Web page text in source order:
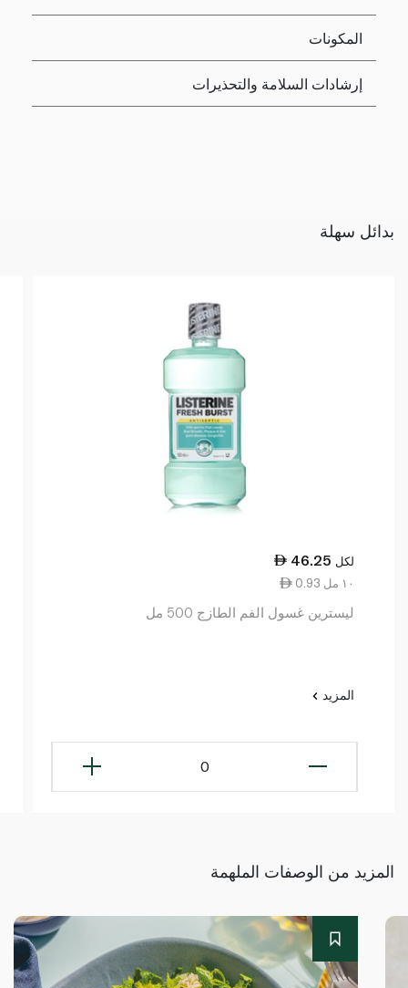
المكونات
إرشادات السلامة والتحذيرات
بدائل سهلة
46.25 لكل
0.93 ١٠ مل
ليسترين غسول الفم الطازج 500 مل
المزيد
0
المزيد من الوصفات الملهمة